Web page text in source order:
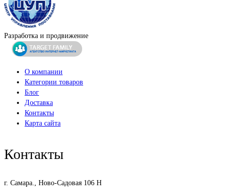
Разработка и продвижение
О компании
Категории товаров
Блог
Доставка
Контакты
Карта сайта
Контакты
г. Самара., Ново-Садовая 106 Н